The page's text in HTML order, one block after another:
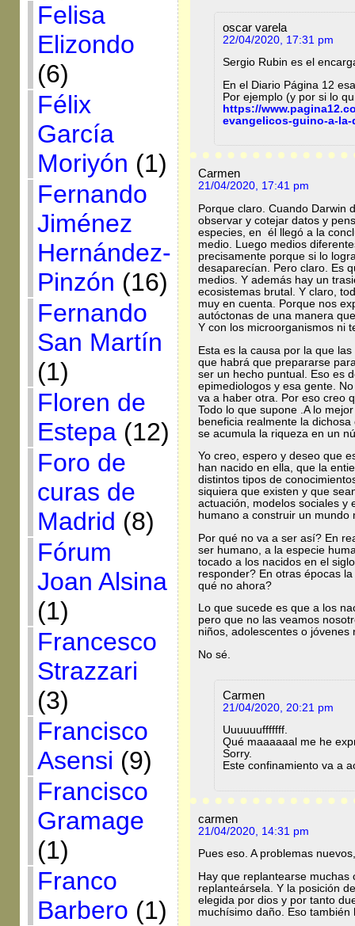
Felisa
Elizondo
(6)
Félix
García
Moriyón (1)
Fernando
Jiménez
Hernández-
Pinzón (16)
Fernando
San Martín
(1)
Floren de
Estepa(12)
Foro de
curas de
Madrid (8)
Fórum
Joan Alsina
(1)
Francesco
Strazzari
(3)
Francisco
Asensi (9)
Francisco
Gramage
(1)
Franco
Barbero (1)
oscar varela
22/04/2020, 17:31 pm
Sergio Rubin es el
En el Diario Página 12
Por ejemplo (y por si lo
https://
evangelicos-guino-a-
Carmen
21/04/2020, 17:41 pm
Porque claro. Cuando Darwin
observar y cotejar datos y
especies, en él llegó a la
medio. Luego medios
precisamente porque si lo
desaparecían. Pero claro. Es
medios. Y además hay un
ecosistemas brutal. Y claro,
muy en cuenta. Porque nos
autóctonas de una manera
Y con los microorganismos ni
Esta es la causa por la que
que habrá que prepararse
ser un hecho puntual. Eso es
epimediologos y esa gente.
va a haber otra. Por eso creo
Todo lo que supone .A lo
beneficia realmente la
se acumula la riqueza en un
Yo creo, espero y deseo que
han nacido en ella, que la
distintos tipos de
siquiera que existen y que
actuación, modelos sociales y
humano a construir un mundo
Por qué no va a ser así? En
ser humano, a la especie
tocado a los nacidos en el
responder? En otras épocas
qué no ahora?
Lo que sucede es que a los
pero que no las veamos
niños, adolescentes o
No sé.
Carmen
21/04/2020, 20:21 pm
Uuuuuufffffff.
Qué maaaaaal me he
Sorry.
Este confinamiento va a
carmen
21/04/2020, 14:31 pm
Pues eso. A problemas
Hay que replantearse
replanteársela. Y la posición
elegida por dios y por tanto
muchísimo daño. Eso